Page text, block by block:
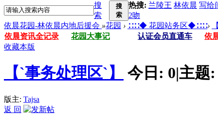
搜
索
搜
索
热搜: 兰陵王 林依晨 写给
2吻
依晨花园-林依晨内地后援会 »花园 › ∷∷◆ 花园站务区◆∷∷›
依晨资讯全记录
花园大事记 认证会员直通车
依
收藏本版
【`事务处理区`】 今日: 0|主题
版主: Tajsa
返 回